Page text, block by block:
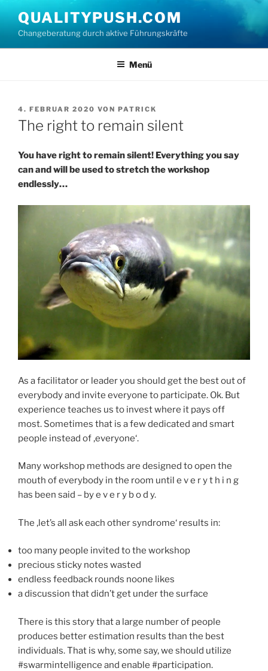
Inhalt
springen
QUALITYPUSH.COM
Changeberatung durch aktive Führungskräfte
Menü
VERÖFFENTLICHT
AM
4. FEBRUAR 2020 VON PATRICK
The right to remain silent
You have right to remain silent! Everything you say
can and will be used to stretch the workshop
endlessly…
As a facilitator or leader you should get the best out of
everybody and invite everyone to participate. Ok. But
experience teaches us to invest where it pays off
most. Sometimes that is a few dedicated and smart
people instead of ‚everyone‘.
Many workshop methods are designed to open the
mouth of everybody in the room until e v e r y t h i n g
has been said – by e v e r y b o d y.
The ‚let’s all ask each other syndrome‘ results in:
too many people invited to the workshop
precious sticky notes wasted
endless feedback rounds noone likes
a discussion that didn’t get under the surface
There is this story that a large number of people
produces better estimation results than the best
individuals. That is why, some say, we should utilize
#swarmintelligence and enable #participation.